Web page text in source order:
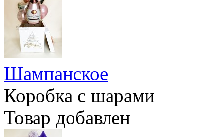
Шампанское
Коробка с шарами
Товар добавлен